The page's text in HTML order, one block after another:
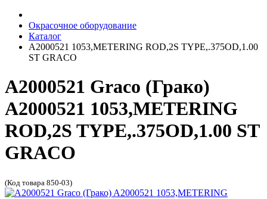
Окрасочное оборудование
Каталог
A2000521 1053,METERING ROD,2S TYPE,.375OD,1.00
ST GRACO
A2000521 Graco (Грако)
A2000521 1053,METERING
ROD,2S TYPE,.375OD,1.00 ST
GRACO
(Код товара 850-03)